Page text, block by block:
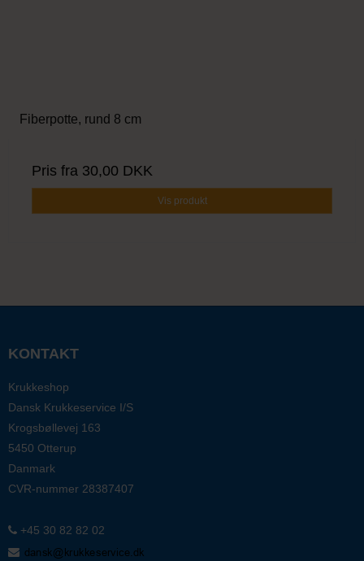
Fiberpotte, rund 8 cm
Pris fra 30,00 DKK
Vis produkt
KONTAKT
Krukkeshop
Dansk Krukkeservice I/S
Krogsbøllevej 163
5450 Otterup
Danmark
CVR-nummer 28387407
+45 30 82 82 02